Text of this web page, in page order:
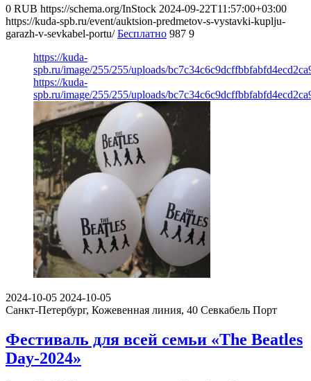
0 RUB https://schema.org/InStock 2024-09-22T11:57:00+03:00
https://kuda-spb.ru/event/auktsion-predmetov-s-vystavki-kuplju-
garazh-v-sevkabel-portu/ Бесплатно 987 9
https://kuda-
spb.ru/image/255/255/uploads/
https://kuda-
spb.ru/image/255/255/uploads/
2024-10-05 2024-10-05
Санкт-Петербург, Кожевенная линия, 40 Севкабель Порт
Фестиваль для всей семьи «The Beatles
Day-2024»